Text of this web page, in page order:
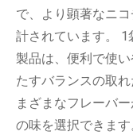
で、より顕著なニ
計されています。
製品は、便利で使
たすバランスの取
まざまなフレーバ
の味を選択できま